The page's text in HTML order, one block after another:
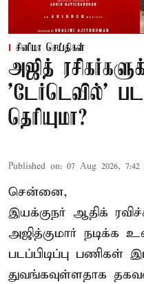
சினிமா செய்திகள்
அஜித்
'டேர்டெவில்'
தெரியுமா?
Published on: 07 Aug 2026, 7:42
சென்னை,
இயக்குநர் ஆதிக்
அஜித்குமார் நடிக்க
படப்பிடிப்பு பணிகள்
துவங்கவுள்ளதாக